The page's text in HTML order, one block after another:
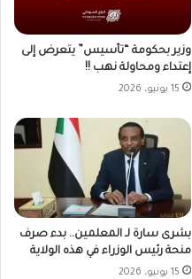
وزير بحكومة “تأسيس” يتعرض إلى
إعتداء ومحاولة نهب !!
15 يونيو، 2026
بشرى سارة لـ المعلمين.. بدء صرف
منحة رئيس الوزراء في هذه الولاية
15 يونيو، 2026